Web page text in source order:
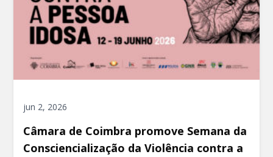
jun 2, 2026
Câmara de Coimbra promove Semana da
Consciencialização da Violência contra a